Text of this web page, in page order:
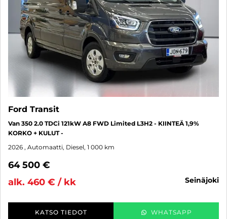
Ford Transit
Van 350 2.0 TDCi 121kW A8 FWD Limited L3H2 - KIINTEÄ 1,9%
KORKO + KULUT -
2026 , Automaatti, Diesel, 1 000 km
64 500 €
alk. 460 € / kk
seinäjoki
KATSO TIEDOT WHATSAPP